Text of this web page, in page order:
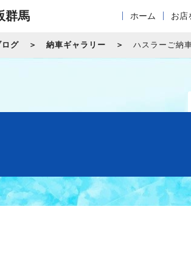
群馬 ホーム お店
ログ 納車ギャラリー ハスラーご納